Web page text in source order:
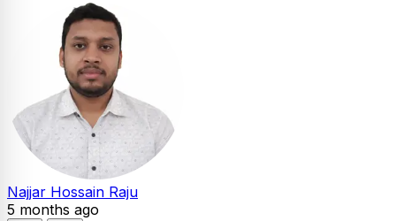
Najjar Hossain Raju
5 months ago